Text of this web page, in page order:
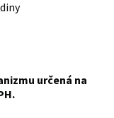
určená na